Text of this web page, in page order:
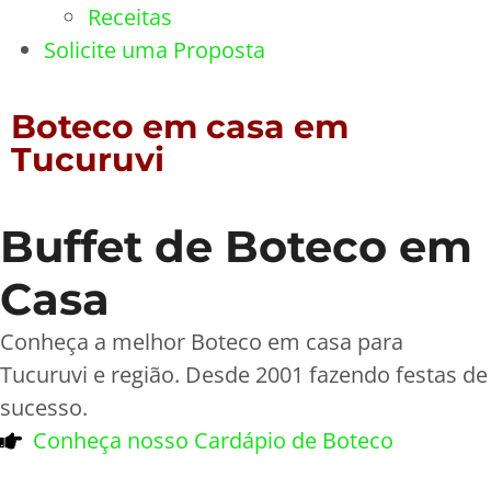
Receitas
Solicite uma Proposta
Boteco em casa em
Tucuruvi
Buffet de Boteco em
Casa
Conheça a melhor Boteco em casa para
Tucuruvi e região. Desde 2001 fazendo festas de
sucesso.
Conheça nosso Cardápio de Boteco